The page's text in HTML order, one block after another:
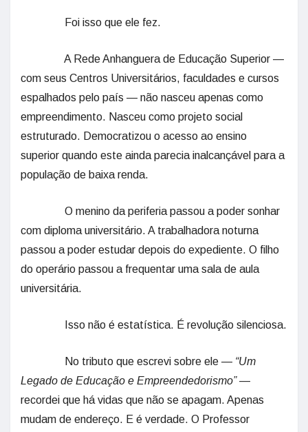
Foi isso que ele fez.
A Rede Anhanguera de Educação Superior —
com seus Centros Universitários, faculdades e cursos
espalhados pelo país — não nasceu apenas como
empreendimento. Nasceu como projeto social
estruturado. Democratizou o acesso ao ensino
superior quando este ainda parecia inalcançável para a
população de baixa renda.
O menino da periferia passou a poder sonhar
com diploma universitário. A trabalhadora noturna
passou a poder estudar depois do expediente. O filho
do operário passou a frequentar uma sala de aula
universitária.
Isso não é estatística. É revolução silenciosa.
No tributo que escrevi sobre ele — “Um
Legado de Educação e Empreendedorismo”—
recordei que há vidas que não se apagam. Apenas
mudam de endereço. E é verdade. O Professor